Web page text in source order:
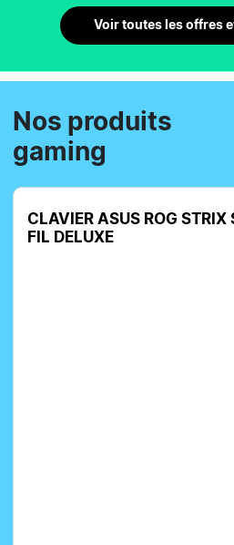
Voir toutes les offres
Nos produits
gaming
SANS